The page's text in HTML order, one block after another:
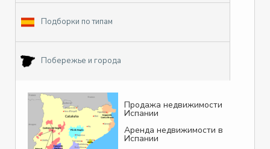
Подборки по типам
Побережье и города
Продажа недвижимости
Испании
Аренда недвижимости в
Испании